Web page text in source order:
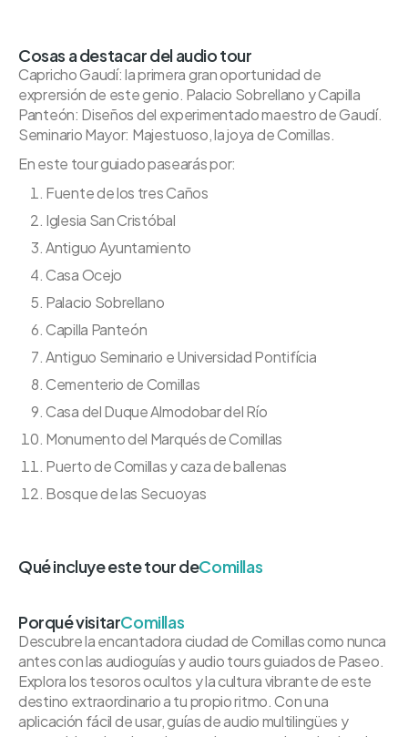
Cosas a destacar del audio tour
Capricho Gaudí: la primera gran oportunidad de
exprersión de este genio. Palacio Sobrellano y Capilla
Panteón: Diseños del experimentado maestro de Gaudí.
Seminario Mayor: Majestuoso, la joya de Comillas.
En este tour guiado pasearás por:
Fuente de los tres Caños
Iglesia San Cristóbal
Antiguo Ayuntamiento
Casa Ocejo
Palacio Sobrellano
Capilla Panteón
Antiguo Seminario e Universidad Pontifícia
Cementerio de Comillas
Casa del Duque Almodobar del Río
Monumento del Marqués de Comillas
Puerto de Comillas y caza de ballenas
Bosque de las Secuoyas
Qué incluye este tour deComillas
Porqué visitarComillas
Descubre la encantadora ciudad de Comillas como nunca
antes con las audioguías y audio tours guiados de Paseo.
Explora los tesoros ocultos y la cultura vibrante de este
destino extraordinario a tu propio ritmo. Con una
aplicación fácil de usar, guías de audio multilingües y